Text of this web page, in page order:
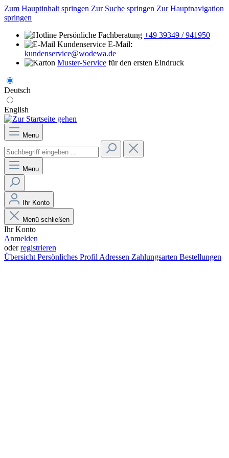
Zum Hauptinhalt springen Zur Suche springen Zur Hauptnavigation
springen
Persönliche Fachberatung +49 39349 / 941950
E-Mail:
kundenservice@wodewa.de
Muster-Service für den ersten Eindruck
Deutsch
English
Menu
Menu
Ihr Konto
Menü schließen
Ihr Konto
Anmelden
oderregistrieren
Übersicht Persönliches Profil Adressen Zahlungsarten Bestellungen